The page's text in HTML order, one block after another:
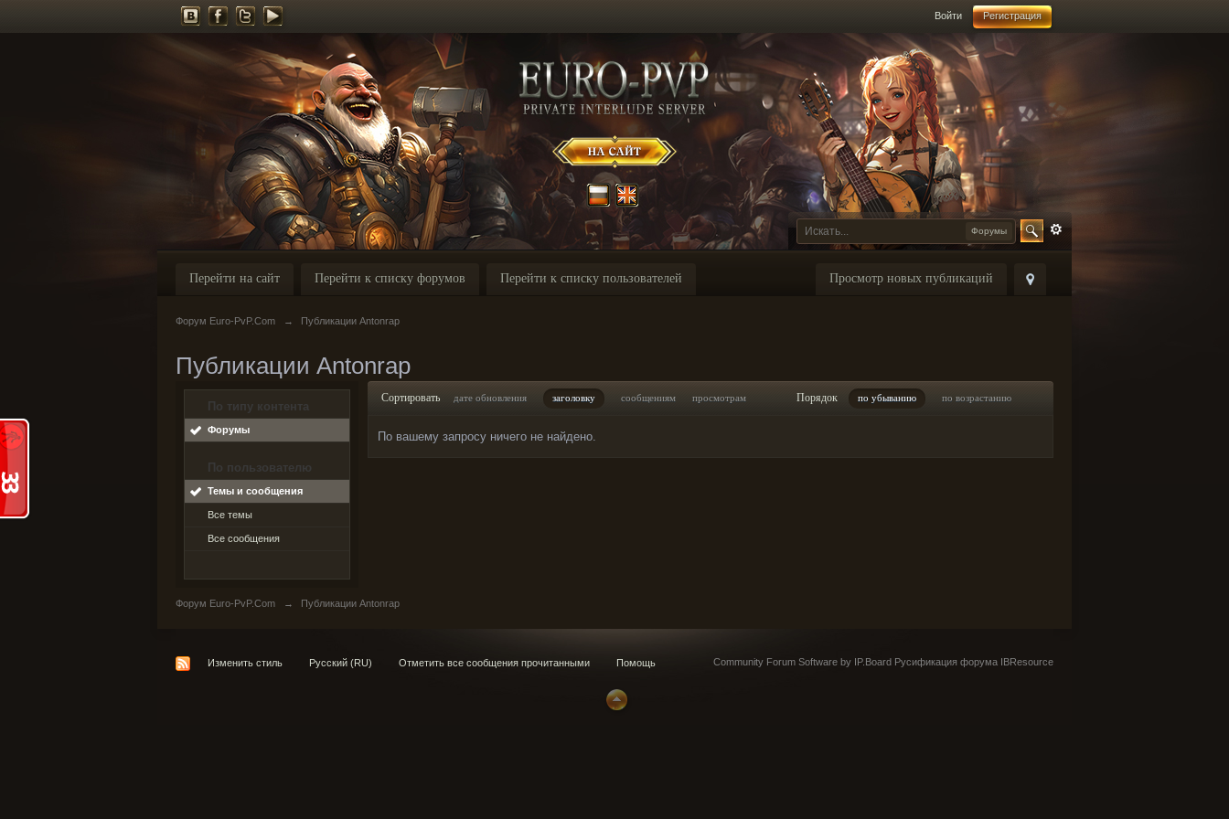
Войти Регистрация
Форумы
Просмотр новых публикаций
Перейти на сайт Перейти к списку форумов Перейти к списку пользователей
Форум Euro-PvP.Com → Публикации Antonrap
Публикации Antonrap
По типу контента
Форумы
По пользователю
Темы и сообщения
Все темы
Все сообщения
Сортировать дате обновления заголовку сообщениям просмотрам Порядок по убыванию по возрастанию
По вашему запросу ничего не найдено.
Форум Euro-PvP.Com → Публикации Antonrap
Изменить стиль Русский (RU) Отметить все сообщения прочитанными Помощь Community Forum Software by IP.Board Русификация форума IBResource